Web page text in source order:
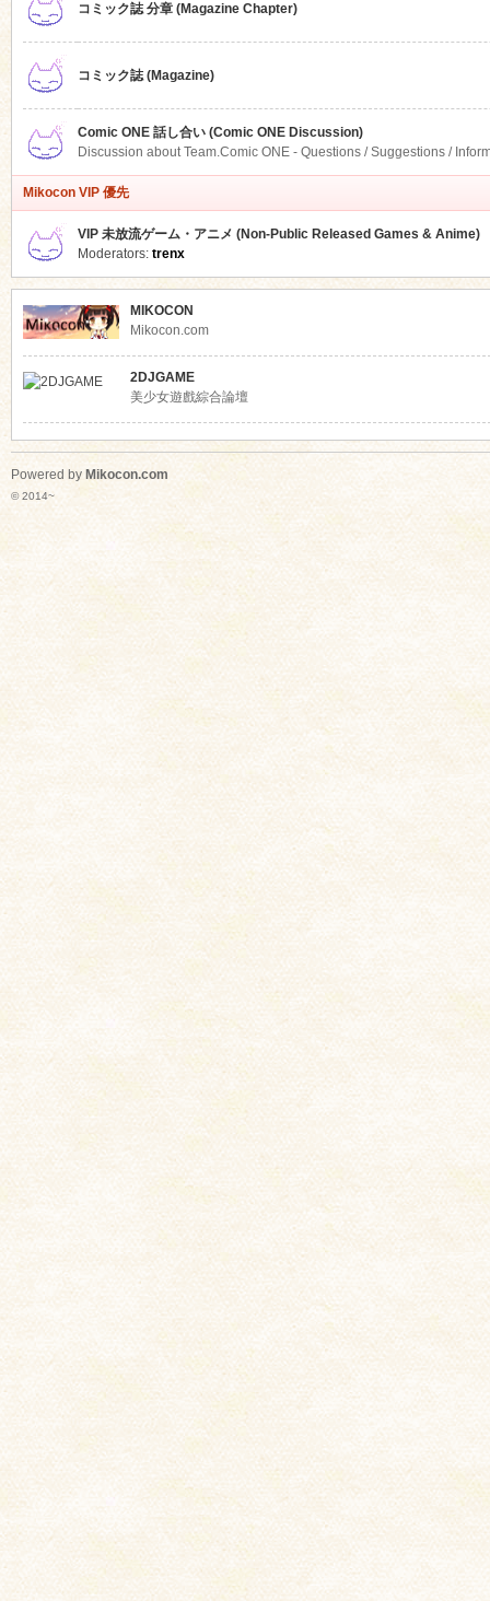
コミック誌 分章 (Magazine Chapter)
コミック誌 (Magazine)
Comic ONE 話し合い (Comic ONE Discussion)
Discussion about Team.Comic ONE - Questions / Suggestions /
Mikocon VIP 優先
VIP 未放流ゲーム・アニメ (Non-Public Released Games & Anime)
Moderators: trenx
MIKOCON
Mikocon.com
2DJGAME
美少女遊戲綜合論壇
Powered by Mikocon.com
© 2014~